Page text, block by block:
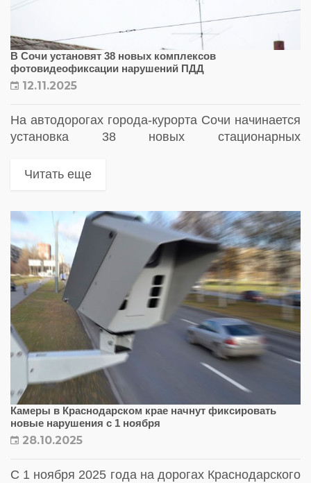
В Сочи установят 38 новых комплексов
фотовидеофиксации нарушений ПДД
12.11.2025
На автодорогах города-курорта Сочи начинается
установка 38 новых стационарных
нарушений правил дорожного движения
Читать еще
Камеры в Краснодарском крае начнут фиксировать
новые нарушения с 1 ноября
28.10.2025
С 1 ноября 2025 года на дорогах Краснодарского